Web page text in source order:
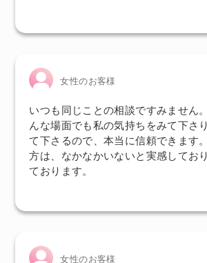
女性のお客様
いつも同じことの相談ですみません
んな場面でも私の気持ちをみて下さ
て下さるので、本当に信頼できます
方は、なかなかいないと実感してお
ております。
女性のお客様